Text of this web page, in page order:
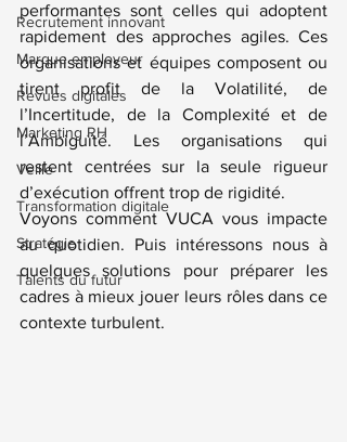
Recrutement innovant
Marque employeur
Revues digitales
Marketing RH
Veille
Transformation digitale
Stratégie
Talents du futur
performantes sont celles qui adoptent
rapidement des approches agiles. Ces
organisations et équipes composent ou
tirent profit de la Volatilité, de
l’Incertitude, de la Complexité et de
l’Ambiguïté. Les organisations qui
restent centrées sur la seule rigueur
d’exécution offrent trop de rigidité.
Voyons comment VUCA vous impacte
au quotidien. Puis intéressons nous à
quelques solutions pour préparer les
cadres à mieux jouer leurs rôles dans ce
contexte turbulent.